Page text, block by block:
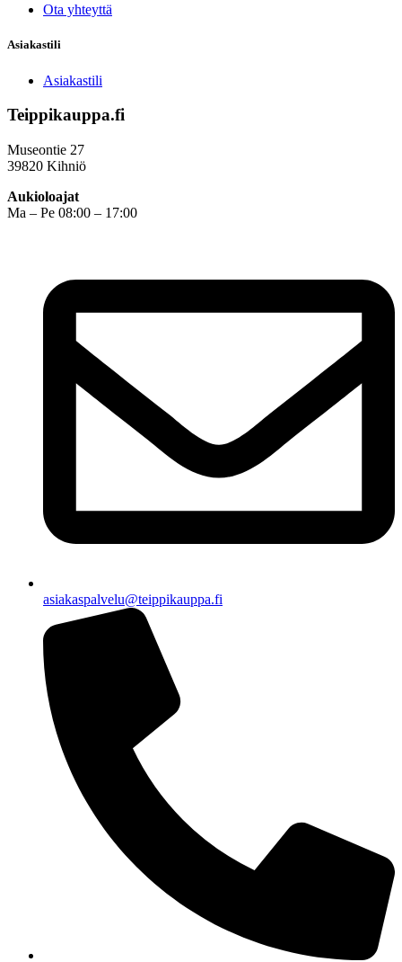
Ota yhteyttä
Asiakastili
Asiakastili
Teippikauppa.fi
Museontie 27
39820 Kihniö
Aukioloajat
Ma – Pe 08:00 – 17:00
asiakaspalvelu@teippikauppa.fi